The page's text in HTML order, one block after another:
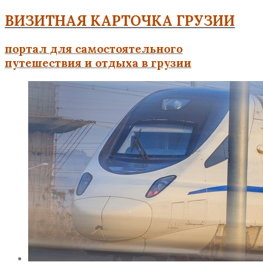
ВИЗИТНАЯ КАРТОЧКА ГРУЗИИ
портал для самостоятельного
путешествия и отдыха в грузии